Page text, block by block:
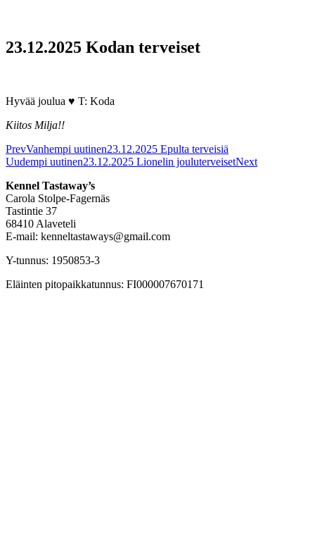
23.12.2025 Kodan terveiset
Hyvää joulua ♥ T: Koda
Kiitos Milja!!
PrevVanhempi uutinen23.12.2025 Epulta terveisiä
Uudempi uutinen23.12.2025 Lionelin jouluterveisetNext
Kennel Tastaway’s
Carola Stolpe-Fagernäs
Tastintie 37
68410 Alaveteli
E-mail: kenneltastaways@gmail.com
Y-tunnus: 1950853-3
Eläinten pitopaikkatunnus: FI000007670171